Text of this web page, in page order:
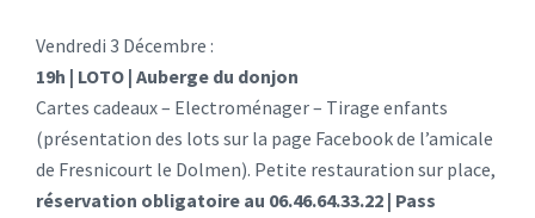
Vendredi 3 Décembre :
19h | LOTO | Auberge du donjon
Cartes cadeaux – Electroménager – Tirage enfants
(présentation des lots sur la page Facebook de l’amicale
de Fresnicourt le Dolmen). Petite restauration sur place,
réservation obligatoire au 06.46.64.33.22 | Pass